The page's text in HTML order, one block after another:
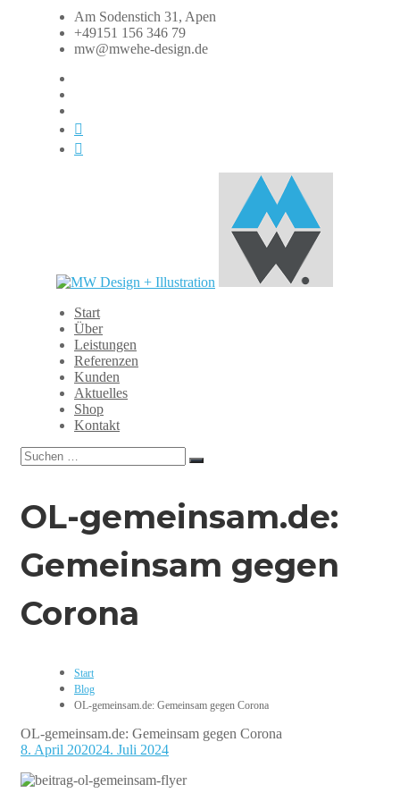
Am Sodenstich 31, Apen
+49151 156 346 79
mw@mwehe-design.de
Design
Illustration
Grafikdesign,
Webdesign,
Marketing,
Mediengestaltung
Start
Über
Leistungen
Referenzen
Kunden
Aktuelles
Shop
Kontakt
Suchen
nach:
Suchen
OL-gemeinsam.de:
Gemeinsam gegen
Corona
Start
Blog
OL-gemeinsam.de: Gemeinsam gegen Corona
OL-gemeinsam.de: Gemeinsam gegen Corona
8. April 202024. Juli 2024